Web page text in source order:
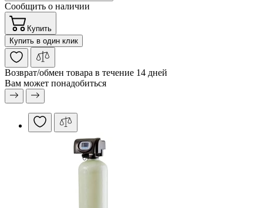
Сообщить о наличии
Купить
Купить в один клик
Возврат/обмен товара в течение 14 дней
Вам может понадобиться